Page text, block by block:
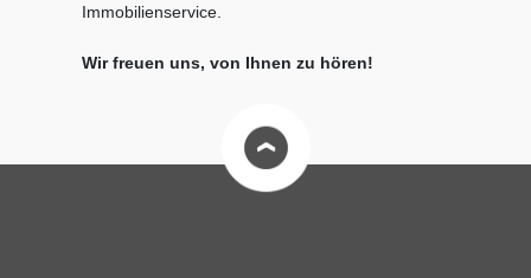
Immobilienservice.
Wir freuen uns, von Ihnen zu hören!